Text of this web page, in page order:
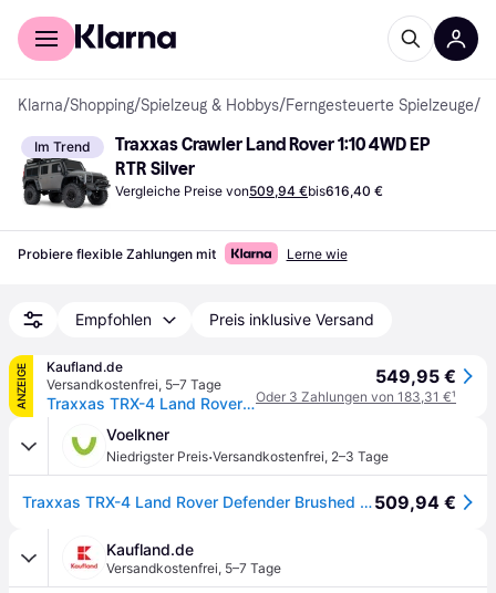
Für Shopper
Klarna/Shopping/Spielzeug & Hobbys/Ferngesteuerte Spielzeuge/
Im Trend
Traxxas Crawler Land Rover 1:10 4WD EP
RTR Silver
Vergleiche Preise von509,94 €bis616,40 €
Probiere flexible Zahlungen mit Lerne wie
Empfohlen Preis inklusive Versand
ANZEIGE
Kaufland.de
Versandkostenfrei, 5–7 Tage
Traxxas TRX-4 Land Rover Defender 1:10 RTR silber
549,95 €
Oder 3 Zahlungen von 183,31 €¹
Voelkner
Niedrigster Preis·Versandkostenfrei, 2–3 Tage
Traxxas TRX-4 Land Rover Defender Brushed 1:10 RC Modellauto Elektro Crawler Allradantrieb (4WD) RtR 2,4GHz509,94 €
Kaufland.de
Versandkostenfrei, 5–7 Tage